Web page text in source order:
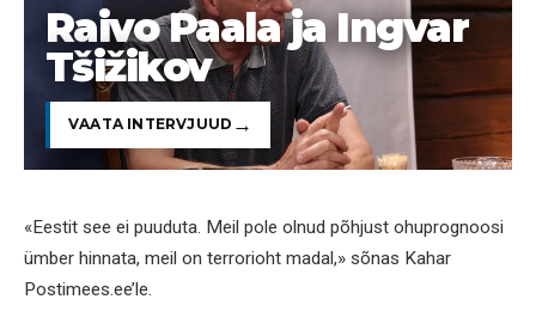
Raivo Paala ja Ingvar
Tšižikov
VAATA INTERVJUUD
«Eestit see ei puuduta. Meil pole olnud põhjust ohuprognoosi
ümber hinnata, meil on terrorioht madal,» sõnas Kahar
Postimees.ee’le.